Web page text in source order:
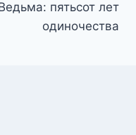
пятьсот лет
одиночества